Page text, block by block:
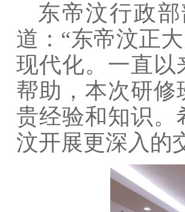
东帝汶行政
道：“东帝汶正
现代化。一直以
帮助，本次研
贵经验和知识。
汶开展更深入的